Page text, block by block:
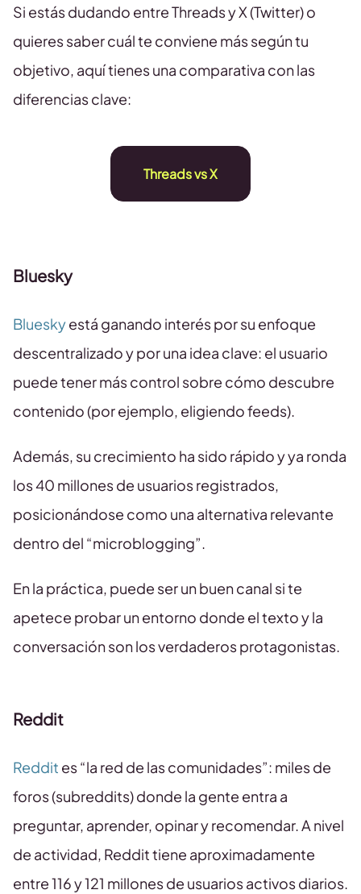
Si estás dudando entre Threads y X (Twitter) o
quieres saber cuál te conviene más según tu
objetivo, aquí tienes una comparativa con las
diferencias clave:
Threads vs X
Bluesky
Blueskyestá ganando interés por su enfoque
descentralizado y por una idea clave: el usuario
puede tener más control sobre cómo descubre
contenido (por ejemplo, eligiendo feeds).
Además, su crecimiento ha sido rápido y ya ronda
los 40 millones de usuarios registrados,
posicionándose como una alternativa relevante
dentro del “microblogging”.
En la práctica, puede ser un buen canal si te
apetece probar un entorno donde el texto y la
conversación son los verdaderos protagonistas.
Reddit
Reddit es “la red de las comunidades”: miles de
foros (subreddits) donde la gente entra a
preguntar, aprender, opinar y recomendar. A nivel
de actividad, Reddit tiene aproximadamente
entre 116 y 121 millones de usuarios activos diarios.